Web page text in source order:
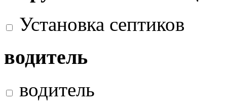
Установка септиков
водитель
водитель